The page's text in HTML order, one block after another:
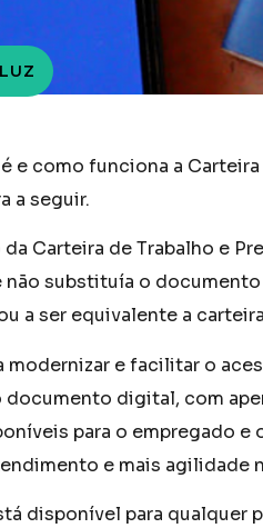
é e como funciona a
a seguir.
Carteira de Trabalho e
substituía o
a ser equivalente a
modernizar e facilitar o
documento digital, com
para o empregado e
e mais agilidade
disponível para qualquer